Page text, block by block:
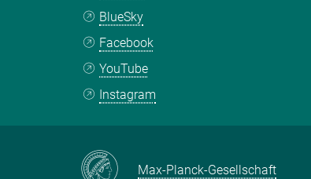
BlueSky
Facebook
YouTube
Instagram
Max-Planck-Gesellschaft